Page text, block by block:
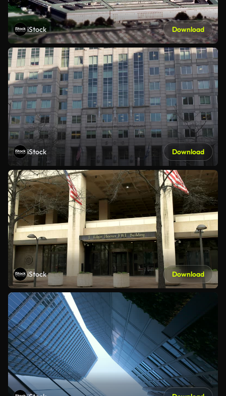
iStock Download
iStock Download
iStock Download